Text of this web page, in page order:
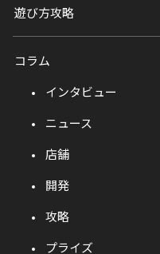
遊び方攻略
コラム
インタビュー
ニュース
店舗
開発
攻略
プライズ